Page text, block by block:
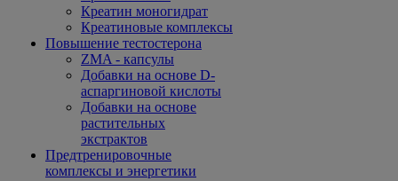
Креатин моногидрат
Креатиновые комплексы
Повышение тестостерона
ZMA - капсулы
Добавки на основе D-
аспаргиновой кислоты
Добавки на основе
растительных
экстрактов
Предтренировочные
комплексы и энергетики